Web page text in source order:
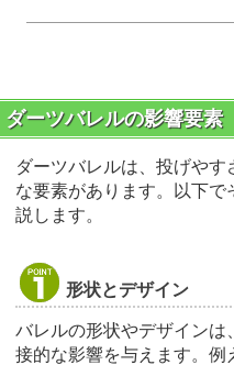
ダーツバレルの影響要素
ダーツバレルは、投げやす
な要素があります。以下
説します。
形状とデザイン
バレルの形状やデザインは
接的な影響を与えます。例